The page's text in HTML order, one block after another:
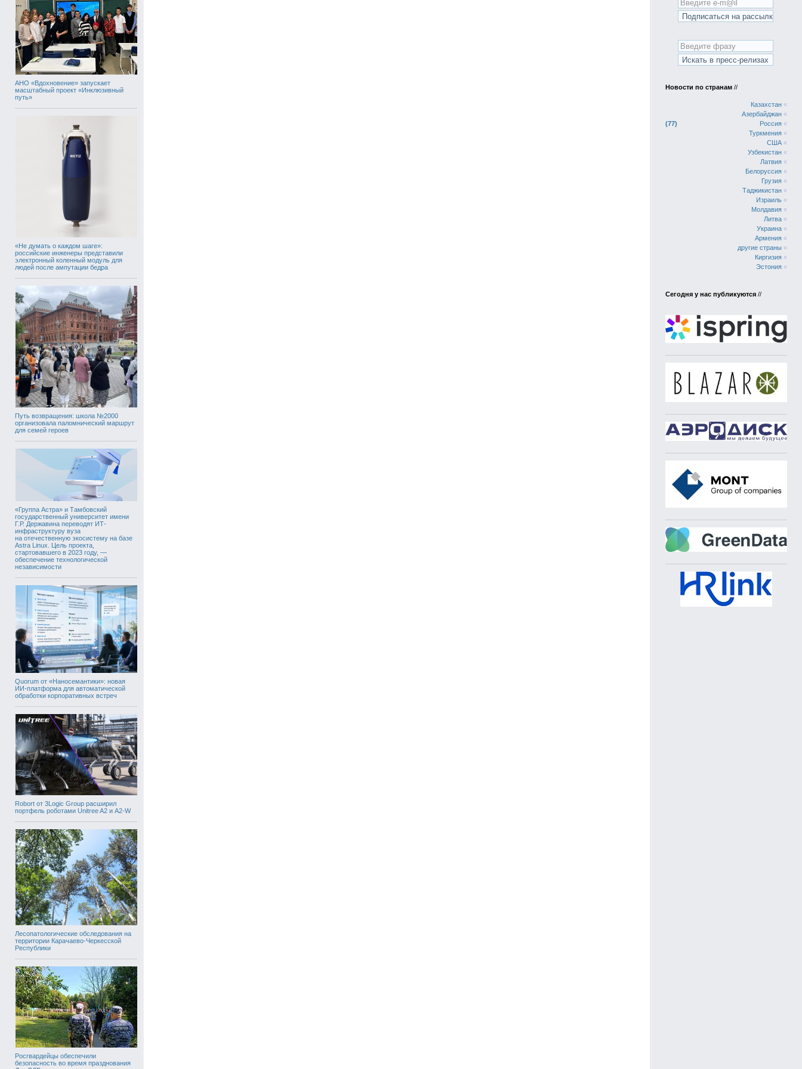
АНО «Вдохновение» запускает
масштабный проект «Инклюзивный
путь»
«Не думать о каждом шаге»:
российские инженеры представили
электронный коленный модуль для
людей после ампутации бедра
Путь возвращения: школа №2000
организовала паломнический маршрут
для семей героев
«Группа Астра» и Тамбовский
государственный университет имени
Г.Р. Державина переводят ИТ-
инфраструктуру вуза
на отечественную экосистему на базе
Astra Linux. Цель проекта,
стартовавшего в 2023 году, —
обеспечение технологической
независимости
Quorum от «Наносемантики»: новая
ИИ-платформа для автоматической
обработки корпоративных встреч
Robort от 3Logic Group расширил
портфель роботами Unitree A2 и A2-W
Лесопатологические обследования на
территории Карачаево-Черкесской
Республики
Росгвардейцы обеспечили
безопасность во время празднования
Новости по странам //
Казахстан «
Азербайджан «
77
Россия «
Туркмения «
США «
Узбекистан «
Латвия «
Белоруссия «
Грузия «
Таджикистан «
Израиль «
Молдавия «
Литва «
Украина «
Армения «
другие страны «
Киргизия «
Эстония «
Сегодня у нас публикуются //